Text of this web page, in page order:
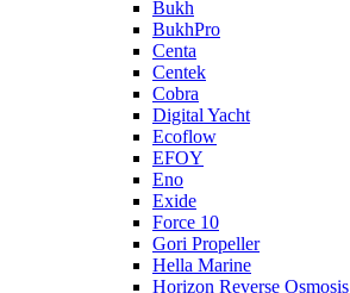
Bukh
BukhPro
Centa
Centek
Cobra
Digital Yacht
Ecoflow
EFOY
Eno
Exide
Force 10
Gori Propeller
Hella Marine
Horizon Reverse Osmosis